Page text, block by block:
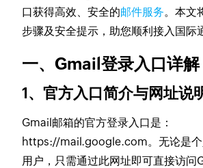
口获得高效、安全的邮件服务。本文
步骤及安全提示，助您顺利接入国际
一、Gmail登录入口详解
1、官方入口简介与网址说
Gmail邮箱的官方登录入口是：
https://mail.google.com。无论是个
用户，只需通过此网址即可直接访问